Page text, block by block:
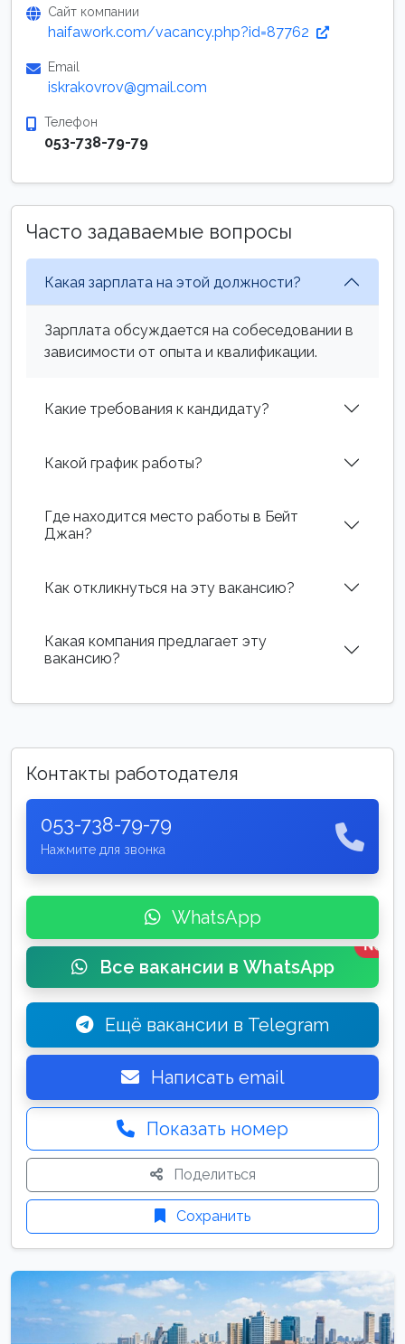
Сайт компании
haifawork.com/vacancy.php?id=87762
Email
iskrakovrov@gmail.com
Телефон
053-738-79-79
Часто задаваемые вопросы
Какая зарплата на этой должности?
Зарплата обсуждается на собеседовании в
зависимости от опыта и квалификации.
Какие требования к кандидату?
Какой график работы?
Где находится место работы в Бейт
Джан?
Как откликнуться на эту вакансию?
Какая компания предлагает эту
вакансию?
Контакты работодателя
053-738-79-79
Нажмите для звонка
WhatsApp
Все вакансии в WhatsApp
New
Ещё вакансии в Telegram
Написать email
Показать номер
Поделиться
Сохранить